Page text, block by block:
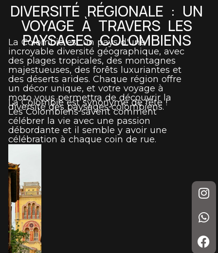
DIVERSITÉ RÉGIONALE : UN
VOYAGE À TRAVERS LES
PAYSAGES COLOMBIENS
La Colombie est un pays d'une
incroyable diversité géographique, avec
des plages tropicales, des montagnes
majestueuses, des forêts luxuriantes et
des déserts arides. Chaque région offre
un décor unique, et votre voyage à
moto vous permettra de découvrir la
diversité des paysages colombiens.
La Colombie est synonyme de fête !
Les Colombiens savent comment
célébrer la vie avec une passion
débordante et il semble y avoir une
célébration à chaque coin de rue.